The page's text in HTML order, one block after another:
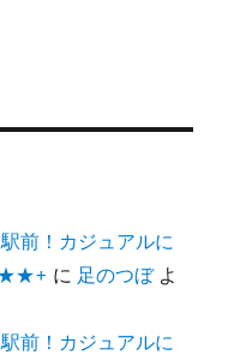
前！カジュアルに
に 足のつぼよ
前！カジュアルに